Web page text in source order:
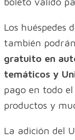
Los huéspedes
también
gratuito en
temáticos y
pago en todo
productos y
La adición del